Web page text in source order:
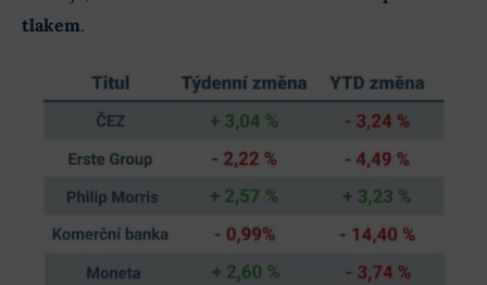
tlakem.